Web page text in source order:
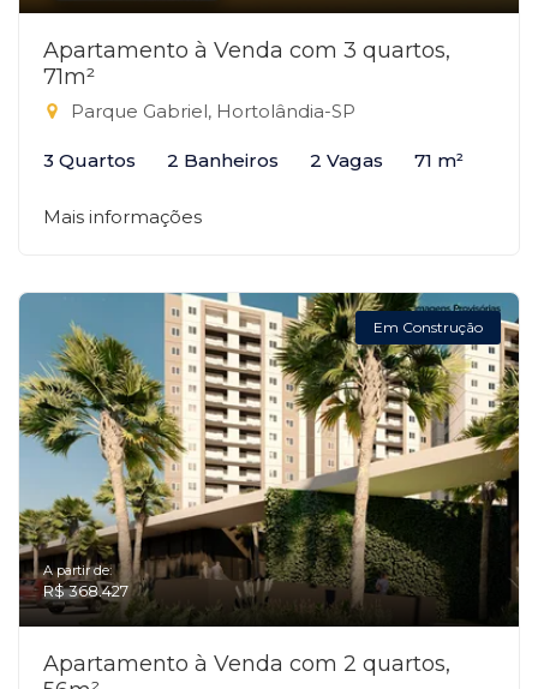
Apartamento à Venda com 3 quartos,
71m²
Parque Gabriel, Hortolândia-SP
3 Quartos 2 Banheiros 2 Vagas 71 m²
Mais informações
Em Construção
A partir de:
R$ 368.427
Apartamento à Venda com 2 quartos,